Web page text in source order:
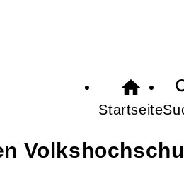
Startseite